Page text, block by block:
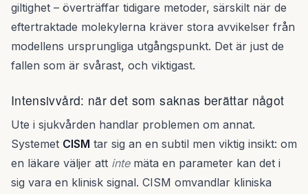
giltighet – överträffar tidigare metoder, särskilt när de
eftertraktade molekylerna kräver stora avvikelser från
modellens ursprungliga utgångspunkt. Det är just de
fallen som är svårast, och viktigast.
Intensivvård: när det som saknas berättar något
Ute i sjukvården handlar problemen om annat.
Systemet CISM tar sig an en subtil men viktig insikt: om
en läkare väljer att intemäta en parameter kan det i
sig vara en klinisk signal. CISM omvandlar kliniska